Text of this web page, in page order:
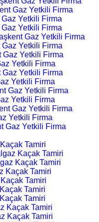
Gaz Yetkili Firma
Yetkili Firma
Yetkili Firma
Gaz Yetkili Firma
Gaz Yetkili Firma
Gaz Yetkili Firma
Yetkili Firma
Gaz Yetkili Firma
Yetkili Firma
Gaz Yetkili Firma
Yetkili Firma
Gaz Yetkili Firma
Yetkili Firma
Gaz Yetkili Firma
Tamiri
Kaçak Tamiri
Kaçak Tamiri
Kaçak Tamiri
Tamiri
Tamiri
Tamiri
Kaçak Tamiri
Kaçak Tamiri